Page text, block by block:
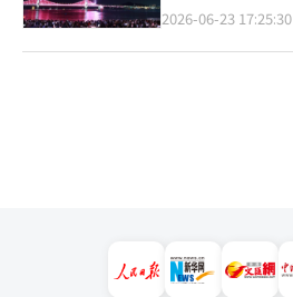
2026-06-23 17:25:30